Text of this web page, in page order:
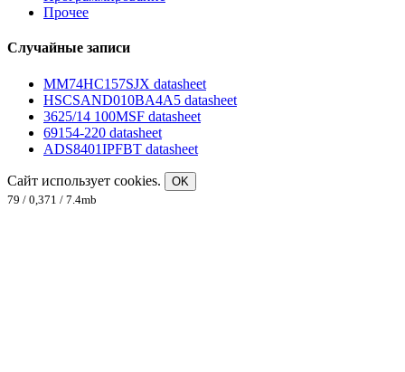
Прочее
Случайные записи
MM74HC157SJX datasheet
HSCSAND010BA4A5 datasheet
3625/14 100MSF datasheet
69154-220 datasheet
ADS8401IPFBT datasheet
Сайт использует cookies.
OK
79 / 0,371 / 7.4mb